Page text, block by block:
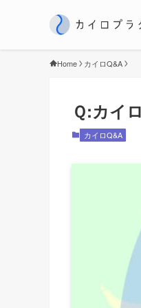
Home カイロQ&A
Ｑ:カイ
カイロQ&A